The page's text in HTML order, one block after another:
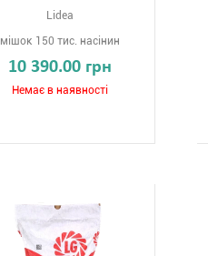
Lidea
мішок 150 тис. насінин
10 390.00 грн
Немає в наявності